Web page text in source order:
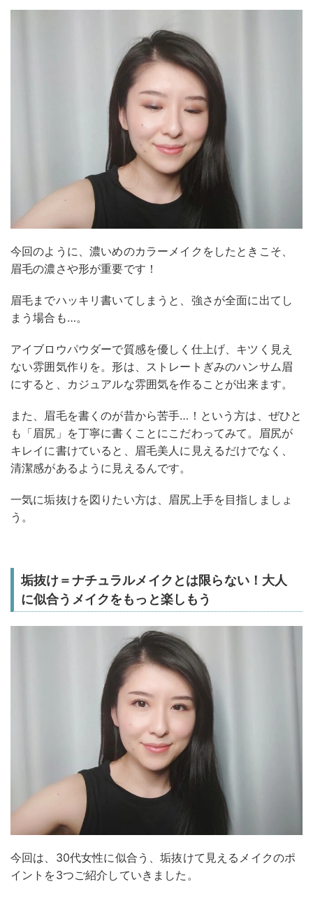
今回のように、濃いめのカラーメイクをしたときこそ、
眉毛の濃さや形が重要です！
眉毛までハッキリ書いてしまうと、強さが全面に出てし
まう場合も…。
アイブロウパウダーで質感を優しく仕上げ、キツく見え
ない雰囲気作りを。形は、ストレートぎみのハンサム眉
にすると、カジュアルな雰囲気を作ることが出来ます。
また、眉毛を書くのが昔から苦手…！という方は、ぜひと
も「眉尻」を丁寧に書くことにこだわってみて。眉尻が
キレイに書けていると、眉毛美人に見えるだけでなく、
清潔感があるように見えるんです。
一気に垢抜けを図りたい方は、眉尻上手を目指しましょ
う。
垢抜け＝ナチュラルメイクとは限らない！大人
に似合うメイクをもっと楽しもう
今回は、30代女性に似合う、垢抜けて見えるメイクのポ
イントを3つご紹介していきました。